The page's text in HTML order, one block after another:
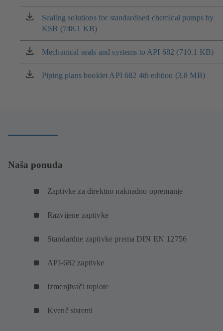
prozoru)
se
u
novom
Sealing solutions for standardised chemical pumps by
KSB (748.1 KB)
(otvara
se
u
novom
Mechanical seals and systems to API 682 (710.1 KB)
(otvara
se
u
Piping plans booklet API 682 4th edition (3.8 MB)
(otvara
Naša ponuda
Zaptivke za direktno naknadno opremanje
Razvijene zaptivke
Standardne zaptivke prema DIN EN 12756
API-682 zaptivke
Izmenjivači toplote
Kvenč sistemi